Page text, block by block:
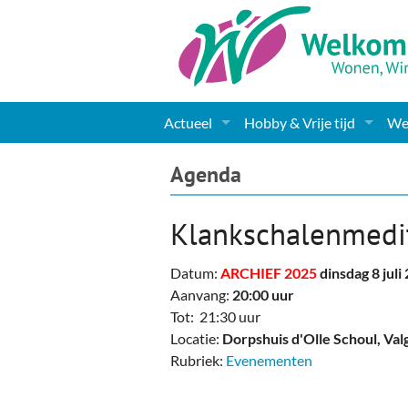
Actueel
Nieuws
Gemeente informatie
Dorpen
Woningaanbod
Columns & Redactioneel
Foto-pagina
Hobby & Vrije tijd
Kunst
Muziek
Toerisme & Musea
Podia & Dorpshuizen
Agenda
Datum: ARCHIEF 2025dinsdag 8 juli
Aanvang: 20:00 uur
Tot: 21:30 uur
Locatie: Dorpshuis d'Olle Schoul,
Rubriek: Evenementen